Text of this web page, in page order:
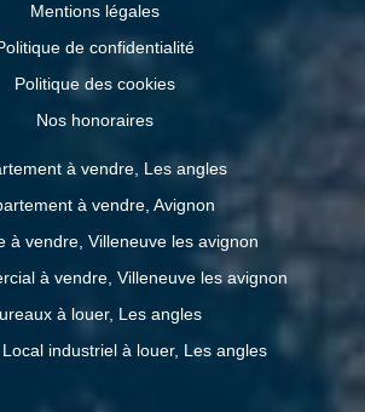
Mentions légales
de confidentialité
Politique des cookies
Nos honoraires
à vendre, Les angles
à vendre, Avignon
à vendre, Villeneuve les avignon
à vendre, Villeneuve les avignon
à louer, Les angles
industriel à louer, Les angles